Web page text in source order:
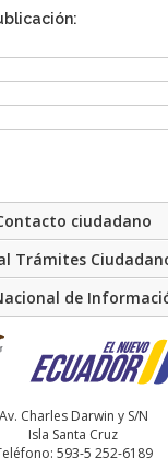
ciudadano
Trámites
de
Av. Charles Darwin y S/N
Isla Santa Cruz
593-5 252-6189